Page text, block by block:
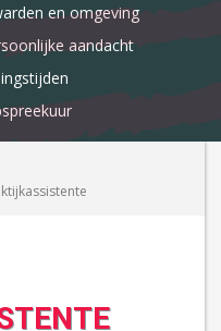
en omgeving
aandacht